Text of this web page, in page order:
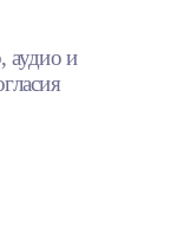
аудио и